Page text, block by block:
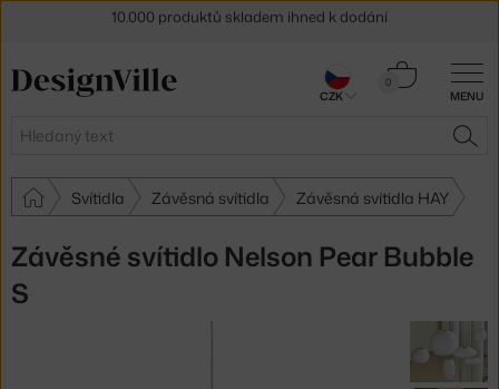
MENU
Hledat
0
Košík
Svítidla Závěsná svítidla Závěsná svítidla HAY
Závěsné svítidlo Nelson Pear Bubble
S
30 dní na vrácení zboží
CZK